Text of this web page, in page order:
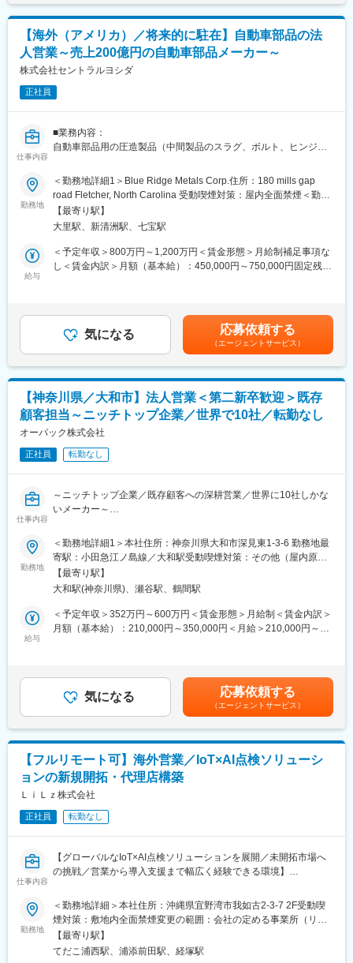
■企業の魅力：
・軸受各種部品(ベアリングシール材)の開発・設計、試作評価、分
析まで（仕様設計から量産引き渡しまで）幅広く業務経験を身に
着けることができます。
・国内19工場、国内外支店・営業所19カ所、海外生産・販売11拠
点を擁し、世界を舞台に活躍するグローバル企業
・同社の「赤坂研究所」では材料開発から製品開発設計・生産技
術・生産管理・海外営業・品質保証まで全てを一貫体制できる体
制が整っております。
〈駐在に関して〉
本ポジションは上記業務を数年担当いただき、将来的には海外の
拠点に駐在いただく事を想定しています。現地では営業マネージ
ャー・グループリーダー課長といった役職で駐在いただきます。
現時点で駐在予定の国は決まっていないものの、海外営業として
キャリアを築いていただけるポジションになります。
■企業の特長：
・広告看板、工業製品、衣料品の3つの市場で産業用プリンターを
・若手もベテランも垣根なく活躍できる社風/役職定年無し
■就業環境のポイント
・全売上の7～8％を開発投資に回すなど、最先端技術の開発に携
われます。
・残業時間20時間程度/入社3年後定着率90％以上と良好な就業環
境です。
など様々な「モノ」に印刷できるプリンター、最先端のUVプリン
タ技術を活用した3Dプリンターを開発しています。
・エンドユーザー視点での製品開発を進めているため、競合メー
インナップを保有し、顧客の様々な印刷ニーズに応えることがで
き、業界トップのシェアを獲得している製品も多数です。
■技術の魅力：
・プリンター機器に関する性能開発はもちろん、独自のソフトウ
ェア開発／インク技術開発も進めており、UV硬化インクなどを用
いたUVプリンタ技術では業界トップクラスの特許を保有していま
す。（モノへの印刷/3Dプリンターにおける優位性）
変更の範囲：会社の定める業務
【海外（アメリカ）／将来的に駐在】自動車部品の法
人営業～売上200億円の自動車部品メーカー～
株式会社セントラルヨシダ
正社員
仕事内容
■業務内容：
自動車部品用の圧造製品（中間製品のスラグ、ボルト、ヒンジ
す。
■仕事内容：
入社1～2年を目安にアメリカの現地法人（Blue Ridge Metals
Corp.）への出向となり、営業を行います。
入社後は同社本社（愛知県あま市）で国内営業として、同社の営
業スタイル・商材を学んでいただき、業務をキャッチアップして
・不良発生時の社内展開対応
・新規製品の収集及び受注に向けた社内各部署との調整、見積
■BRM社について：
同社は1988年、セントラルヨシダの子会社としてアメリカノース
キャロライナ州のアッシュビルに設立。自動車・ベアリング・フ
ァスナー産業向に冷間圧造用ワイヤー、冷間圧造部品を生産して
います。米国国内で生産している冷間圧造用ワイヤー、冷間圧造
部品同様に、メキシコやカナダの企業にも製品を納入していま
す。伸線加工においては最先端の熱処理技術や渦流探傷試験を用
いたフルサービスの技術力を提供しています。部品加工では、冷
間圧造やプレス加工技術を提供します。アメリカ最大級の冷間圧
造機を保有している事もBRMの特徴です。
■同社の魅力：
・製造部門には伸線部門と圧造部門があり、材料加工から部品加
工までの一貫加工ライン敷いています。これらの加工を一貫して
担い、顧客に提案できるメーカーは国内でも数社です。顧客の厳
・国内にとどまらず、アメリカ、タイに現地法人を配置するな
ど、海外展開も行っています。市場の変化に対応した事業展開を
変更の範囲：会社の定める業務
勤務地
＜勤務地詳細1＞Blue Ridge Metals Corp.住所：180 mills gap
road Fletcher, North Carolina 受動喫煙対策：屋内全面禁煙＜勤務
地詳細2＞本社住所：愛知県あま市森1-4-1 勤務地最寄駅：名鉄名
古屋本線／大里駅受動喫煙対策：屋内全面禁煙変更の範囲：会社
【最寄り駅】
大里駅、新清洲駅、七宝駅
給与
＜予定年収＞800万円～1,200万円＜賃金形態＞月給制補足事項な
し＜賃金内訳＞月額（基本給）：450,000円～750,000円固定残業
給与補足＞※上記年収は、アメリカ赴任時の年収となります。（残
業手当、通勤手当、海外赴任手当を含みます。）※給与詳細は経
験・前職給与・年齢等を考慮し決定します。■昇給：年1回（4
月）■賞与：年2回（7月、12月）賃金はあくまでも目安の金額で
あり、選考を通じて上下する可能性があります。月給(月額)は固定
手当を含めた表記です。
気になる 応募依頼する
（エージェントサービス）
【神奈川県／大和市】法人営業＜第二新卒歓迎＞既存
顧客担当～ニッチトップ企業／世界で10社／転勤なし
オーパック株式会社
正社員 転勤なし
仕事内容
～ニッチトップ企業／既存顧客への深耕営業／世界に10社しかな
いメーカー～
■業務概要：
モーターの基幹部品であるカーボンブラシメーカーである同社の
国内営業として既存顧客からの売り上げ拡大をお任せします。
■仕事内容：
・市場調査及び社内への情報共有と今後の計画立案、実行
【既存顧客が抱える課題解決】
顧客から頂いた案件に対して原価管理チームが原価算出を行いま
す。その原価をもとに販売価格を決定します。原材料の値上げに
伴い、すでに流動している製品の価格見直しもここ数年では必要
【売上管理／利益管理】
自分の担当顧客の売上、利益管理を行うことで、顧客の動向を掴
むだけでなく、市場の変化を捉えることも可能です。利益が下が
っている顧客や市場が分かった場合、次の手を考え、実行してい
きます。
■やりがい：
モーターに欠かせないカーボンブラシを扱う専門メーカーです。
産業機械や鉄道、家電、EV関連など幅広い分野で使用されてお
り、安定した需要があるため、営業未経験の方でも安心してスタ
識は入社後に丁寧に学べる環境です。お客様の困りごとを聞き、
最適な製品を提案するスタイルのため、売り込みよりも信頼関係
づくりが重視されます。専門性を身につけ、長く活躍できる営業
を目指せる環境です。
勤務地
＜勤務地詳細1＞本社住所：神奈川県大和市深見東1-3-6 勤務地最
寄駅：小田急江ノ島線／大和駅受動喫煙対策：その他（屋内原則
禁煙（2か所喫煙場所あり））＜勤務地詳細2＞大連オーパック住
所：中華人民共和国 受動喫煙対策：屋内全面禁煙
【最寄り駅】
大和駅(神奈川県)、瀬谷駅、鶴間駅
給与
＜予定年収＞352万円～600万円＜賃金形態＞月給制＜賃金内訳＞
月額（基本給）：210,000円～350,000円＜月給＞210,000円～
額であり、選考を通じて上下する可能性があります。月給(月額)は
固定手当を含めた表記です。
気になる 応募依頼する
（エージェントサービス）
【フルリモート可】海外営業／IoT×AI点検ソリューシ
ョンの新規開拓・代理店構築
ＬｉＬｚ株式会社
正社員 転勤なし
仕事内容
【グローバルなIoT×AI点検ソリューションを展開／未開拓市場へ
の挑戦／営業から導入支援まで幅広く経験できる環境】
■業務概要
当社のリモート点検ソリューション「LiLz Gauge」を海外市場へ
拡大するグローバルセールスとして、現地顧客開拓・提案・クロ
ージングから、代理店チャネル構築まで一貫して担っていただき
ます。海外事業リーダーと連携しつつ、実際に現地に赴きながら
勤務地
＜勤務地詳細＞本社住所：沖縄県宜野湾市我如古2-3-7 2F受動喫
煙対策：敷地内全面禁煙変更の範囲：会社の定める事業所（リモ
ートワーク含む）
【最寄り駅】
てだこ浦西駅、浦添前田駅、経塚駅